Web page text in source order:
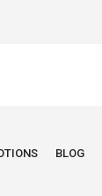
BLOG